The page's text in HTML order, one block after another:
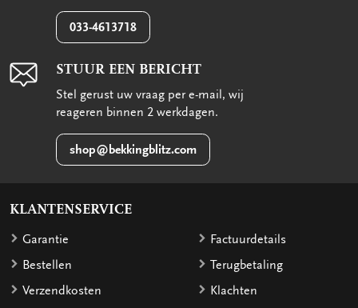
033-4613718
STUUR EEN BERICHT
Stel gerust uw vraag per e-mail, wij
reageren binnen 2 werkdagen.
shop@bekkingblitz.com
KLANTENSERVICE
Garantie
Bestellen
Verzendkosten
Factuurdetails
Terugbetaling
Klachten